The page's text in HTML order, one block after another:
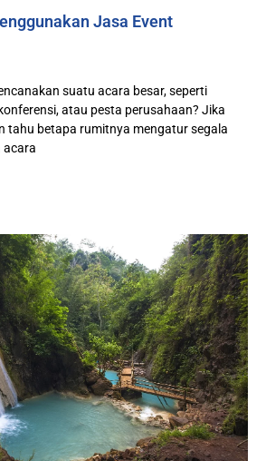
Jasa Event
suatu acara besar, seperti
atau pesta perusahaan? Jika
tahu betapa rumitnya mengatur segala
acara